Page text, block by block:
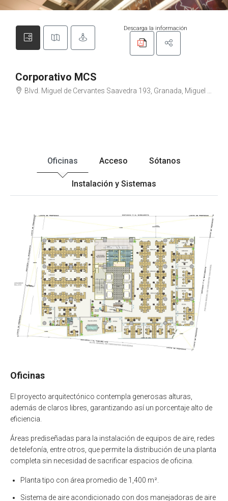
Descarga la información
Corporativo MCS
Blvd. Miguel de Cervantes Saavedra 193, Granada, Miguel Hidalgo, 11520 Ciudad de México, CDMX
Oficinas Acceso Sótanos
Instalación y Sistemas
Oficinas
El proyecto arquitectónico contempla generosas alturas,
además de claros libres, garantizando así un porcentaje alto de
eficiencia.
Áreas prediseñadas para la instalación de equipos de aire, redes
de telefonía, entre otros, que permite la distribución de una planta
completa sin necesidad de sacrificar espacios de oficina.
Planta tipo con área promedio de 1,400 m².
Sistema de aire acondicionado con dos manejadoras de aire